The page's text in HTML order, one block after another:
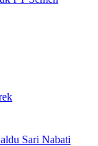
Sari Nabati